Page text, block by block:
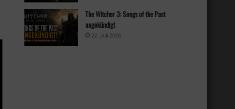
The Witcher 3: Songs of the Past
angekündigt
22. Juli 2026